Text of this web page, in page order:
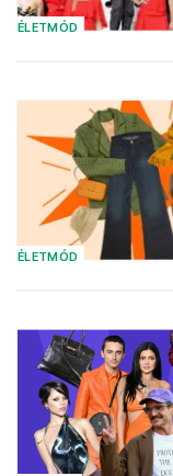
ÉLETMÓD
ÉLETMÓD